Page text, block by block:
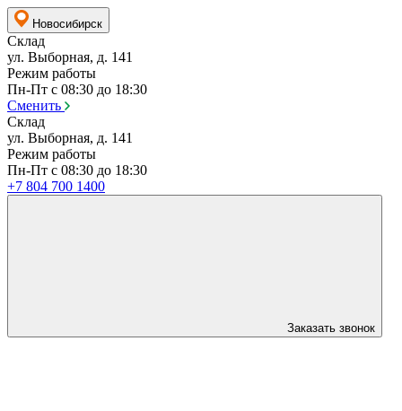
Новосибирск
Склад
ул. Выборная, д. 141
Режим работы
Пн-Пт с 08:30 до 18:30
Сменить
Склад
ул. Выборная, д. 141
Режим работы
Пн-Пт с 08:30 до 18:30
+7 804 700 1400
Заказать звонок